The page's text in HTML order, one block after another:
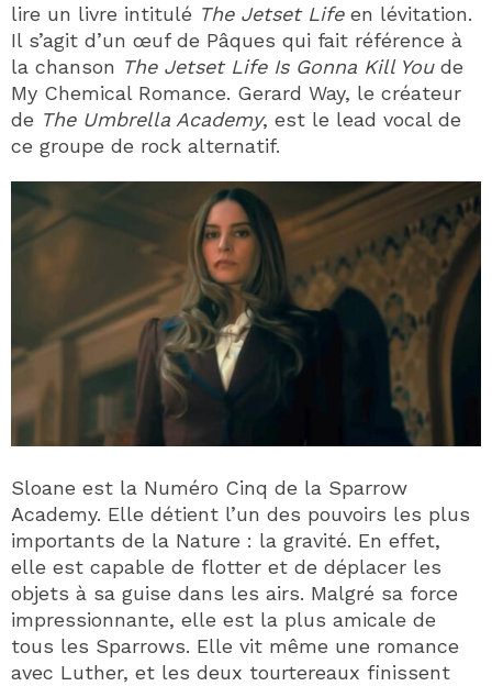
lire un livre intitulé The Jetset Life en lévitation.
Il s’agit d’un œuf de Pâques qui fait référence à
la chanson The Jetset Life Is Gonna Kill Youde
My Chemical Romance. Gerard Way, le créateur
de The Umbrella Academy, est le lead vocal de
ce groupe de rock alternatif.
Sloane est la Numéro Cinq de la Sparrow
Academy. Elle détient l’un des pouvoirs les plus
importants de la Nature : la gravité. En effet,
elle est capable de flotter et de déplacer les
objets à sa guise dans les airs. Malgré sa force
impressionnante, elle est la plus amicale de
tous les Sparrows. Elle vit même une romance
avec Luther, et les deux tourtereaux finissent